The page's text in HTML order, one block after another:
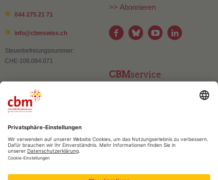
044 275 21 71
info@cbmswiss.ch
Steuerbefreiungsnummer:
CHE-106.084.071
>> Abonnieren
CBMservice
CBMvertrauen